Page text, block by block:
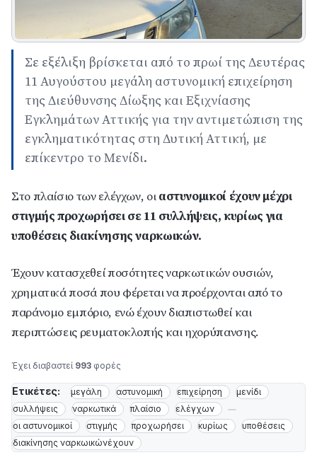
Σε εξέλιξη βρίσκεται από το πρωί της Δευτέρας
11 Αυγούστου μεγάλη αστυνομική επιχείρηση
της Διεύθυνσης Δίωξης και Εξιχνίασης
Εγκλημάτων Αττικής για την αντιμετώπιση της
εγκληματικότητας στη Δυτική Αττική, με
επίκεντρο το Μενίδι.
Στο πλαίσιο των ελέγχων, οι αστυνομικοί έχουν μέχρι
στιγμής προχωρήσει σε 11 συλλήψεις, κυρίως για
υποθέσεις διακίνησηςναρκωικών.
Έχουν κατασχεθεί ποσότητες ναρκωτικών ουσιών,
χρηματικά ποσά που φέρεται να προέρχονται από το
παράνομο εμπόριο, ενώ έχουν διαπιστωθεί και
περιπτώσεις ρευματοκλοπής και ηχορύπανσης.
Έχει διαβαστεί 993 φορές
Ετικέτες: μεγάλη αστυνομική επιχείρηση
μενίδι
συλλήψεις
ναρκωτικά πλαίσιο
ελέγχων
οι αστυνομικοί
στιγμής προχωρήσει κυρίως
υποθέσεις
διακίνησης ναρκωικώνέχουν